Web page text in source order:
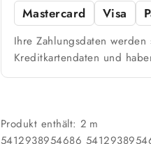
Mastercard
Visa
Ihre Zahlungsdaten
Kreditkartendaten und
Produkt enthält: 2 m
5412938954686